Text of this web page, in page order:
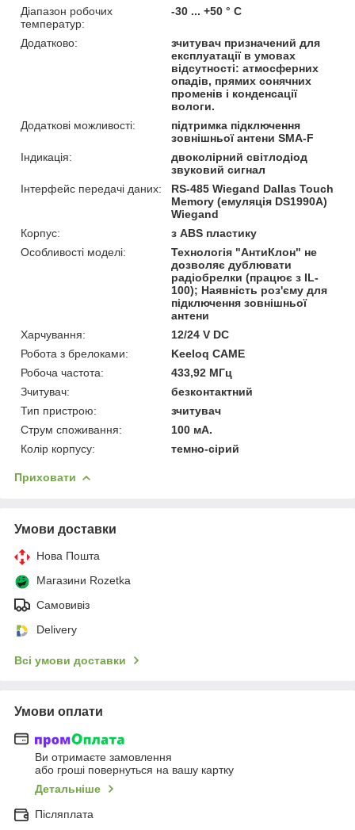
Діапазон робочих
температур:
-30 ... +50 ° С
Додатково:
зчитувач призначений для
експлуатації в умовах
відсутності: атмосферних
опадів, прямих сонячних
променів і конденсації
вологи.
Додаткові можливості:
підтримка підключення
зовнішньої антени SMA-F
Індикація:
двоколірний світлодіод
звуковий сигнал
Інтерфейс передачі даних:
RS-485 Wiegand Dallas Touch
Memory (емуляція DS1990A)
Wiegand
Корпус:
з ABS пластику
Особливості моделі:
Технологія "АнтиКлон" не
дозволяє дублювати
радіобрелки (працює з IL-
100); Наявність роз'єму для
підключення зовнішньої
антени
Харчування:
12/24 V DC
Робота з брелоками:
Keeloq CAME
Робоча частота:
433,92 МГц
Зчитувач:
безконтактний
Тип пристрою:
зчитувач
Струм споживання:
100 мА.
Колір корпусу:
темно-сірий
Приховати
Умови доставки
Нова Пошта
Магазини Rozetka
Самовивіз
Delivery
Всі умови доставки
Умови оплати
Ви отримаєте замовлення
або гроші повернуться на вашу картку
Детальніше
Післяплата